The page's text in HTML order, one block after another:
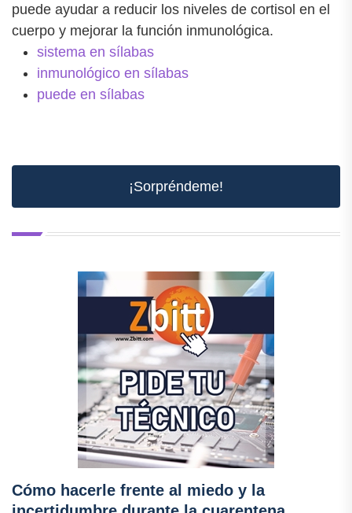
puede ayudar a reducir los niveles de cortisol en el
cuerpo y mejorar la función inmunológica.
sistema en sílabas
inmunológico en sílabas
puede en sílabas
¡Sorpréndeme!
Cómo hacerle frente al miedo y la